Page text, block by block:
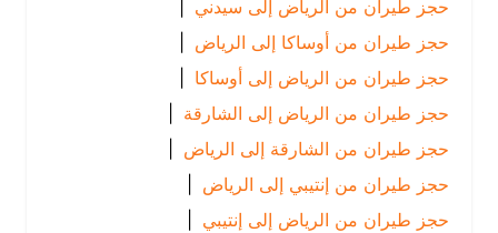
حجز طيران من الرياض إلى سيدني |
حجز طيران من أوساكا إلى الرياض
|
حجز طيران من الرياض إلى أوساكا |
حجز طيران من الرياض إلى الشارقة |
حجز طيران من الشارقة إلى الرياض
|
حجز طيران من إنتيبي إلى الرياض
|
حجز طيران من الرياض إلى إنتيبي |